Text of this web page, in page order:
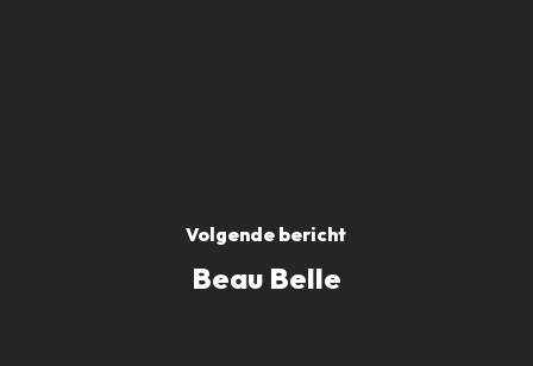
Volgende bericht
Beau Belle